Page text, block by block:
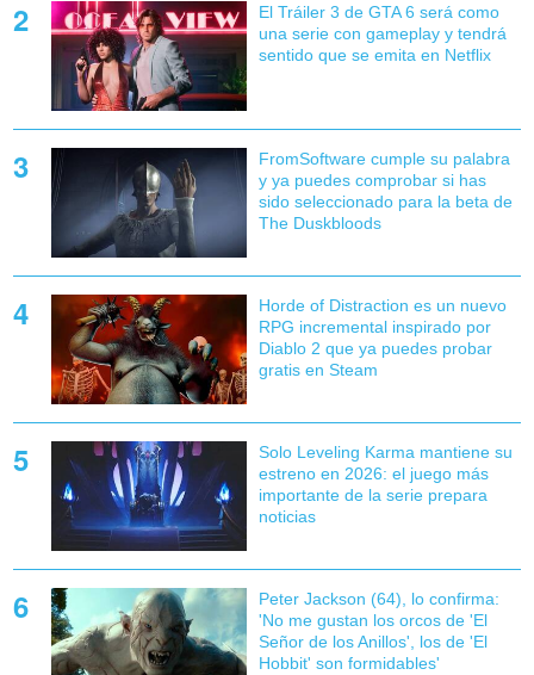
El Tráiler 3 de GTA 6 será como
una serie con gameplay y tendrá
sentido que se emita en Netflix
FromSoftware cumple su palabra
y ya puedes comprobar si has
sido seleccionado para la beta de
The Duskbloods
Horde of Distraction es un nuevo
RPG incremental inspirado por
Diablo 2 que ya puedes probar
gratis en Steam
Solo Leveling Karma mantiene su
estreno en 2026: el juego más
importante de la serie prepara
noticias
Peter Jackson (64), lo confirma:
'No me gustan los orcos de 'El
Señor de los Anillos', los de 'El
Hobbit' son formidables'